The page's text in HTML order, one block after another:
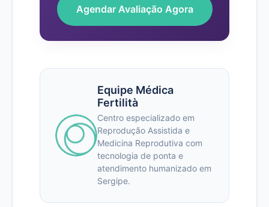
Agendar Avaliação Agora
Equipe Médica
Fertilità
Centro especializado em
Reprodução Assistida e
Medicina Reprodutiva com
tecnologia de ponta e
atendimento humanizado em
Sergipe.